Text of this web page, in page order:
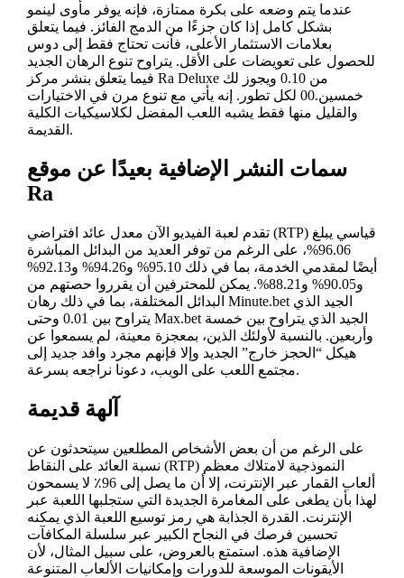
عندما يتم وضعه على بكرة ممتازة، فإنه يوفر مأوى لينمو
بشكل كامل إذا كان جزءًا من الدمج الفائز. فيما يتعلق
بعلامات الاستثمار الأعلى، فأنت تحتاج فقط إلى دوس
للحصول على تعويضات على الأقل. يتراوح تنوع الرهان الجديد
فيما يتعلق بنشر مركز Ra Deluxe من 0.10 ويجوز لك
خمسين.00 لكل تطور. إنه يأتي مع تنوع مرن في الاختيارات
والقليل منها فقط يشبه اللعب المفضل لكلاسيكيات الكلية
القديمة.
سمات النشر الإضافية بعيدًا عن موقع
Ra
تقدم لعبة الفيديو الآن معدل عائد افتراضي (RTP) قياسي يبلغ
96.06%، على الرغم من توفر العديد من البدائل المباشرة
أيضًا لمقدمي الخدمة، بما في ذلك 95.10% و94.26% و92.13%
و90.05% و88.21%. يمكن للمحترفين أن يقرروا حصتهم من
البدائل المختلفة، بما في ذلك رهان Minute.bet الجيد الذي
يتراوح بين 0.01 وحتى Max.bet الجيد الذي يتراوح بين خمسة
وأربعين. بالنسبة لأولئك الذين، بمعجزة معينة، لم يسمعوا عن
هيكل “الحجز خارج” الجديد وإلا فإنهم مجرد وافد جديد إلى
مجتمع اللعب على الويب، دعونا نراجعه بسرعة.
آلهة قديمة
على الرغم من أن بعض الأشخاص المطلعين سيتحدثون عن
نسبة العائد على النقاط (RTP) النموذجية لامتلاك معظم
ألعاب القمار عبر الإنترنت، إلا أن ما يصل إلى 96٪ لا يسمحون
لهذا بأن يطغى على المغامرة الجديدة التي ستجلبها اللعبة عبر
الإنترنت. القدرة الجذابة هي رمز توسيع اللعبة الذي يمكنه
تحسين فرصك في النجاح الكبير عبر سلسلة المكافآت
الإضافية هذه. استمتع بالعروض، على سبيل المثال، لأن
الأيقونات الموسعة للدورات وإمكانيات الألعاب المتنوعة